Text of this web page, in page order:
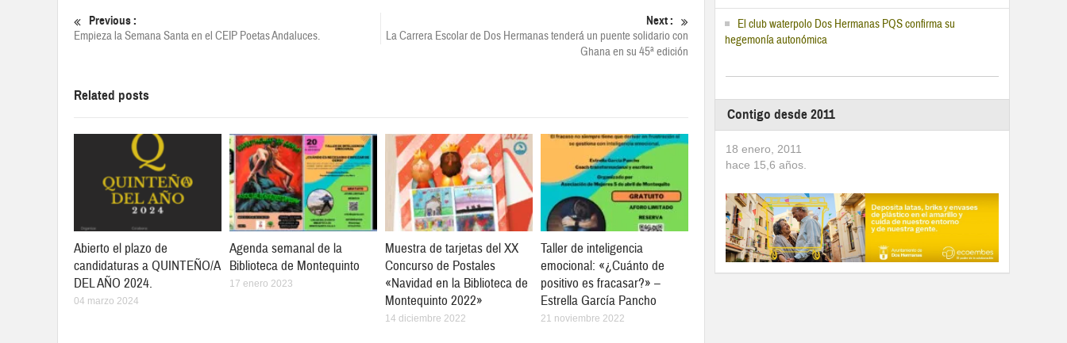
Previous :
Empieza la Semana Santa en el CEIP Poetas Andaluces.
Next :
La Carrera Escolar de Dos Hermanas tenderá un puente solidario con
Ghana en su 45ª edición
Related posts
Abierto el plazo de
candidaturas a QUINTEÑO/A
DEL AÑO 2024.
04 marzo 2024
Agenda semanal de la
Biblioteca de Montequinto
17 enero 2023
Muestra de tarjetas del XX
Concurso de Postales
«Navidad en la Biblioteca de
Montequinto 2022»
14 diciembre 2022
Taller de inteligencia
emocional: «¿Cuánto de
positivo es fracasar?» –
Estrella García Pancho
21 noviembre 2022
El club waterpolo Dos Hermanas PQS confirma su
hegemonía autonómica
Contigo desde 2011
18 enero, 2011
hace 15,6 años.